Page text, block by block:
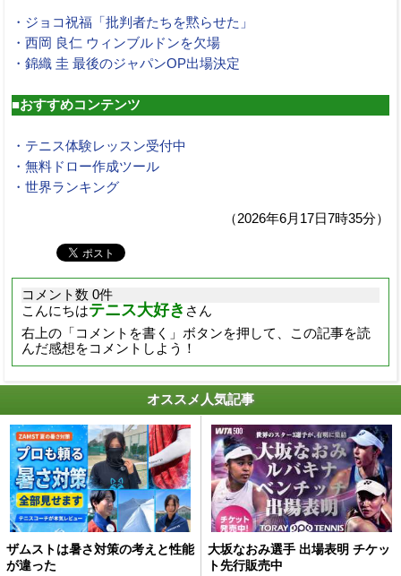
・ジョコ祝福「批判者たちを黙らせた」
・西岡 良仁 ウィンブルドンを欠場
・錦織 圭 最後のジャパンOP出場決定
■おすすめコンテンツ
・テニス体験レッスン受付中
・無料ドロー作成ツール
・世界ランキング
（2026年6月17日7時35分）
コメント数 0件
こんにちはテニス大好き さん
右上の「コメントを書く」ボタンを押して、この記事を読
んだ感想をコメントしよう！
オススメ人気記事
ザムストは暑さ対策の考えと性能
が違った
大坂なおみ選手 出場表明 チケッ
ト先行販売中